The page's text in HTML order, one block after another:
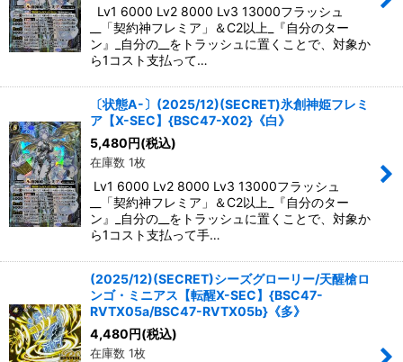
Lv1 6000 Lv2 8000 Lv3 13000フラッシュ
__「契約神フレミア」＆C2以上_『自分のター
ン』_自分の__をトラッシュに置くことで、対象か
ら1コスト支払って…
〔状態A-〕(2025/12)(SECRET)氷創神姫フレミ
ア【X-SEC】{BSC47-X02}《白》
5,480円(税込)
在庫数 1枚
Lv1 6000 Lv2 8000 Lv3 13000フラッシュ
__「契約神フレミア」＆C2以上_『自分のター
ン』_自分の__をトラッシュに置くことで、対象か
ら1コスト支払って手…
(2025/12)(SECRET)シーズグローリー/天醒槍ロ
ンゴ・ミニアス【転醒X-SEC】{BSC47-
RVTX05a/BSC47-RVTX05b}《多》
4,480円(税込)
在庫数 1枚